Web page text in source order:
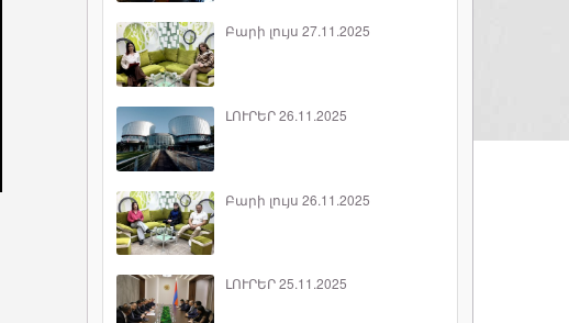
Բարի լույս 27.11.2025
ԼՈՒՐԵՐ 26.11.2025
Բարի լույս 26.11.2025
ԼՈՒՐԵՐ 25.11.2025